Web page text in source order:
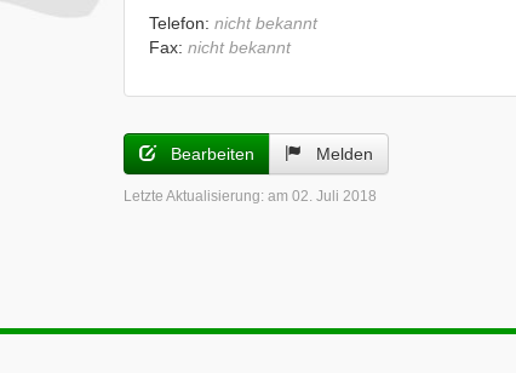
Telefon: nicht bekannt
Fax: nicht bekannt
Bearbeiten Melden
Letzte Aktualisierung: am 02. Juli 2018